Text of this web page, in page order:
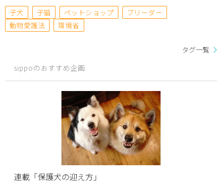
子犬
子猫 ペットショップ
ブリーダー
動物愛護法
環境省
タグ一覧
sippoのおすすめ企画
連載「保護犬の迎え方」